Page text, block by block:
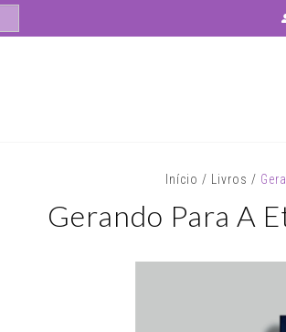
Início / Livros /
Gerando Para A